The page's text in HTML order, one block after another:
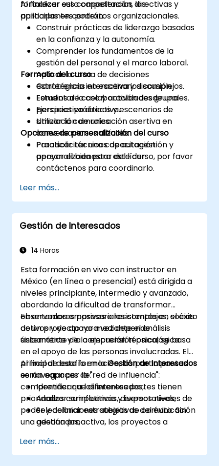
organización.
fortalecer sus competencias directivas y
aplicarlas en contextos organizacionales.
Al finalizar esta capacitación, los
participantes podrán:
Construir prácticas de liderazgo basadas
en la confianza y la autonomía.
Comprender los fundamentos de la
gestión del personal y el marco laboral.
Aplicar la toma de decisiones
estratégicas en escenarios complejos.
Fomentar la colaboración desde una
perspectiva directiva.
Utilizar la comunicación asertiva en
conversaciones difíciles.
Practicar técnicas de autogestión y
apoyar el bienestar del líder.
Formato del curso
Conferencia interactiva y discusión.
Estudios de caso y actividades grupales.
Ejercicios prácticos y escenarios de
simulación de roles.
Opciones de personalización del curso
Para solicitar una capacitación
personalizada para este curso, por favor
contáctenos para coordinarlo.
Leer más...
Gestión de Interesados
14 Horas
Esta formación en vivo con instructor en
México (en línea o presencial) está dirigida a
niveles principiante, intermedio y avanzado,
abordando la dificultad de transformar
observadores pasivos o resistentes en socios
activos y de apoyo mediante el análisis
sistemático y la comprensión psicológica.
En entornos empresariales complejos, el éxito
de un proyecto rara vez depende
únicamente de la ejecución técnica; se basa
en el apoyo de las personas involucradas. El
principal desafío en laGestión de Interesados
es navegar por la "red de influencia":
comprender que diferentes partes tienen
prioridades competitivas, diversos niveles de
poder y definiciones subjetivas del éxito. Sin
una gestión proactiva, los proyectos a
ocultos", cambios repentinos en el apoyo o
fallas en la comunicación.
Al final de esta formación, los participantes
serán capaces de:
Identificar a los interesados,
Analizar su influencia y expectativas,
Seleccionar estrategias de comunicación
adecuadas,
Construir relaciones a largo plazo.
Leer más...